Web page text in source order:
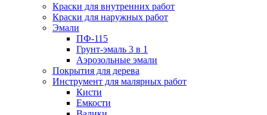
Краски для внутренних работ
Краски для наружных работ
Эмали
ПФ-115
Грунт-эмаль 3 в 1
Аэрозольные эмали
Покрытия для дерева
Инструмент для малярных работ
Кисти
Емкости